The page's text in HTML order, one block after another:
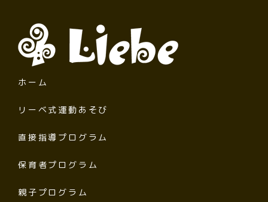
ホーム
リーベ式運動あそび
直接指導プログラム
保育者プログラム
親子プログラム